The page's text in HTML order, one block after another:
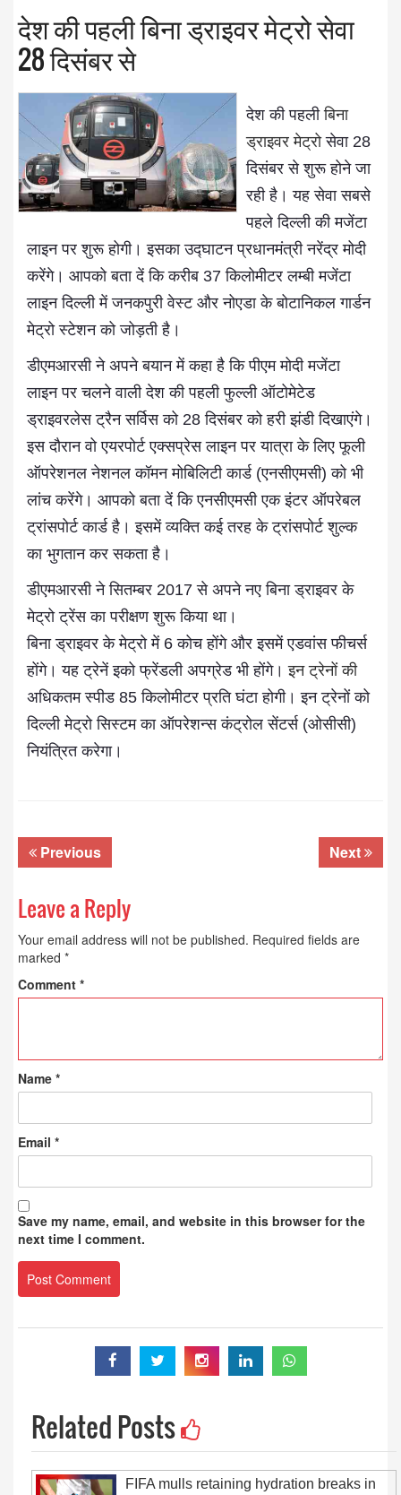
देश की पहली बिना ड्राइवर मेट्रो सेवा
28 दिसंबर से
देश की पहलीबिना
ड्राइवर मेट्रोसेवा 28
दिसंबर से शुरू होने जा
रही है। यह सेवा सबसे
पहले दिल्ली की मजेंटा
लाइन पर शुरू होगी। इसका उद्घाटन प्रधानमंत्री नरेंद्र मोदी
करेंगे। आपको बता दें कि करीब 37 किलोमीटर लम्बी मजेंटा
लाइन दिल्ली में जनकपुरी वेस्ट और नोएडा के बोटानिकल गार्डन
मेट्रो स्टेशन को जोड़ती है।
डीएमआरसी ने अपने बयान में कहा है कि पीएम मोदी मजेंटा
लाइन पर चलने वाली देश की पहली फुल्ली ऑटोमेटेड
ड्राइवरलेस ट्रैन सर्विस को 28 दिसंबर को हरी झंडी दिखाएंगे।
इस दौरान वो एयरपोर्ट एक्सप्रेस लाइन पर यात्रा के लिए फूली
ऑपरेशनल नेशनल कॉमन मोबिलिटी कार्ड (एनसीएमसी) को भी
लांच करेंगे। आपको बता दें कि एनसीएमसी एक इंटर ऑपरेबल
ट्रांसपोर्ट कार्ड है। इसमें व्यक्ति कई तरह के ट्रांसपोर्ट शुल्क
का भुगतान कर सकता है।
डीएमआरसी ने सितम्बर 2017 से अपने नए बिना ड्राइवर के
मेट्रो ट्रेंस का परीक्षण शुरू किया था।
बिना ड्राइवर के मेट्रो में 6 कोच होंगे और इसमें एडवांस फीचर्स
होंगे। यह ट्रेनें इको फ्रेंडली अपग्रेड भी होंगे। इन ट्रेनों की
अधिकतम स्पीड 85 किलोमीटर प्रति घंटा होगी। इन ट्रेनों को
दिल्ली मेट्रो सिस्टम का ऑपरेशन्स कंट्रोल सेंटर्स (ओसीसी)
नियंत्रित करेगा।
Previous Next
Leave a Reply
Your email address will not be published. Required fields are
marked *
Comment *
Name *
Email *
Save my name, email, and website in this browser for the
next time I comment.
Related Posts
FIFA mulls retaining hydration breaks in